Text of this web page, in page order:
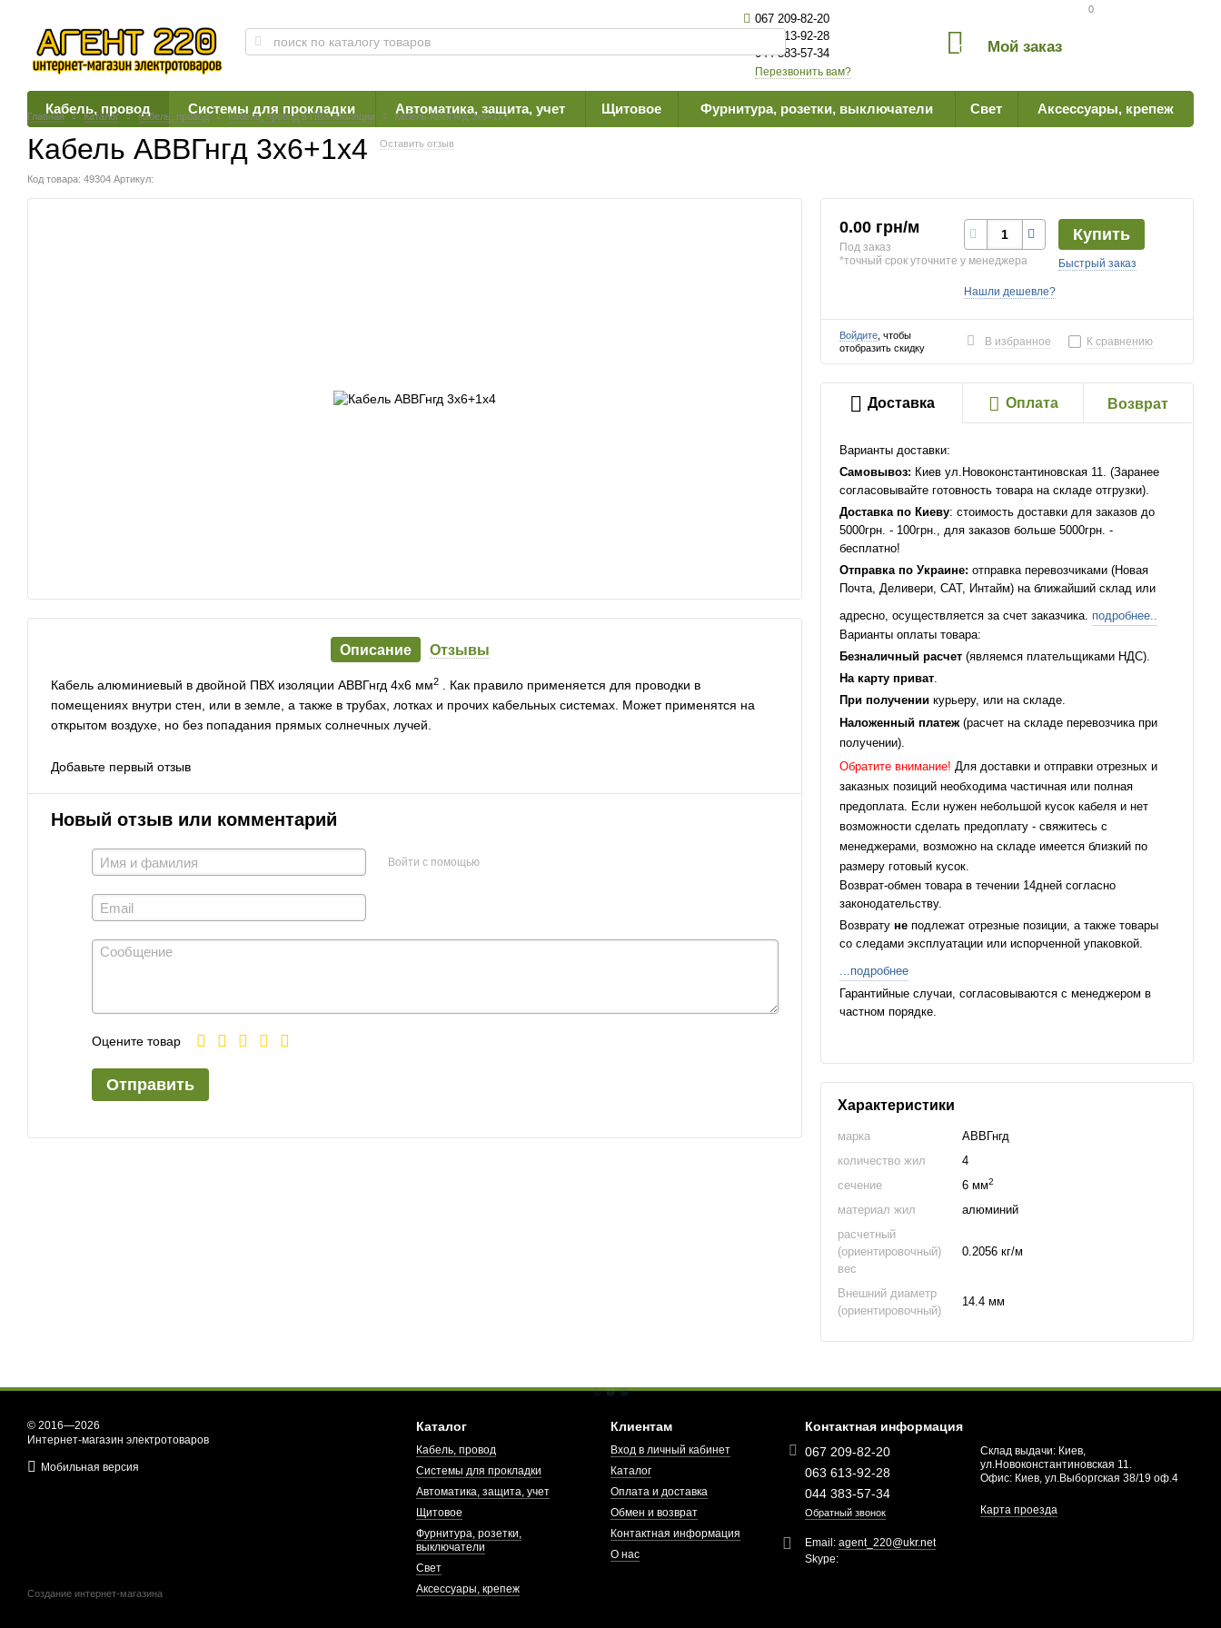
0
067 209-82-20
063 613-92-28
044 383-57-34
Перезвонить вам?
0 Мой заказ
Кабель, провод Системы для прокладки Автоматика, защита, учет Щитовое Фурнитура, розетки, выключатели Свет Аксессуары, крепеж
Главная Каталог Кабель, провод Кабель, провод в ПВХ изоляции Кабель АВВГнгд 3х6+1х4
Кабель АВВГнгд 3х6+1х4 Оставить отзыв
Код товара: 49304 Артикул:
Описание Отзывы
Кабель алюминиевый в двойной ПВХ изоляции АВВГнгд 4х6 мм2
. Как правило применяется для проводки в
помещениях внутри стен, или в земле, а также в трубах, лотках и прочих кабельных системах. Может применятся на
открытом воздухе, но без попадания прямых солнечных лучей.
Добавьте первый отзыв
Новый отзыв или комментарий
Войти с помощью
Оцените товар
Отправить
0.00 грн/м
Под заказ
*точный срок уточните у менеджера
Купить
Быстрый заказ
Нашли дешевле?
Войдите , чтобы
отобразить скидку
В избранное К сравнению
Доставка Оплата Возврат
Варианты доставки:
Самовывоз: Киев ул.Новоконстантиновская 11. (Заранее
согласовывайте готовность товара на складе отгрузки).
Доставка по Киеву: стоимость доставки для заказов до
5000грн. - 100грн., для заказов больше 5000грн. -
бесплатно!
Отправка по Украине: отправка перевозчиками (Новая
Почта, Деливери, САТ, Интайм) на ближайший склад или
адресно, осуществляется за счет заказчика. подробнее..
Варианты оплаты товара:
Безналичный расчет (являемся плательщиками НДС).
На карту приват.
При получении курьеру, или на складе.
Наложенный платеж(расчет на складе перевозчика при
получении).
Обратите внимание! Для доставки и отправки отрезных и
заказных позиций необходима частичная или полная
предоплата. Если нужен небольшой кусок кабеля и нет
возможности сделать предоплату - свяжитесь с
менеджерами, возможно на складе имеется близкий по
размеру готовый кусок.
Возврат-обмен товара в течении 14дней согласно
законодательству.
Возвратуне подлежат отрезные позиции, а также товары
со следами эксплуатации или испорченной упаковкой.
...подробнее
Гарантийные случаи, согласовываются с менеджером в
частном порядке.
Характеристики
марка
АВВГнгд
количество жил
4
сечение
6 мм2
материал жил
алюминий
расчетный
(ориентировочный)
вес
0.2056 кг/м
Внешний диаметр
(ориентировочный)
14.4 мм
© 2016—2026
Интернет-магазин электротоваров
Мобильная версия
Каталог
Кабель, провод
Системы для прокладки
Автоматика, защита, учет
Щитовое
Фурнитура, розетки,
выключатели
Свет
Аксессуары, крепеж
Клиентам
Вход в личный кабинет
Каталог
Оплата и доставка
Обмен и возврат
Контактная информация
О нас
Контактная информация
067 209-82-20
063 613-92-28
044 383-57-34
Обратный звонок
Склад выдачи: Киев,
ул.Новоконстантиновская 11.
Офис: Киев, ул.Выборгская 38/19 оф.4
Карта проезда
Email:agent_220@ukr.net
Skype:
Создание интернет-магазина